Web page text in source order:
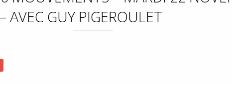
– AVEC GUY PIGEROULET